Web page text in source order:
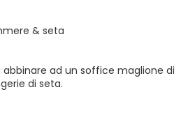
& seta
abbinare ad un soffice maglione di
di seta.